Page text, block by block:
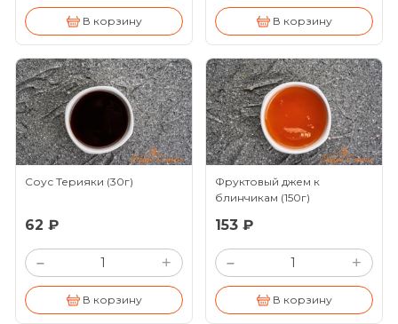
В корзину В корзину
Соус Терияки (30г)
62 ₽
– +
В корзину
Фруктовый джем к
блинчикам (150г)
153 ₽
– +
В корзину